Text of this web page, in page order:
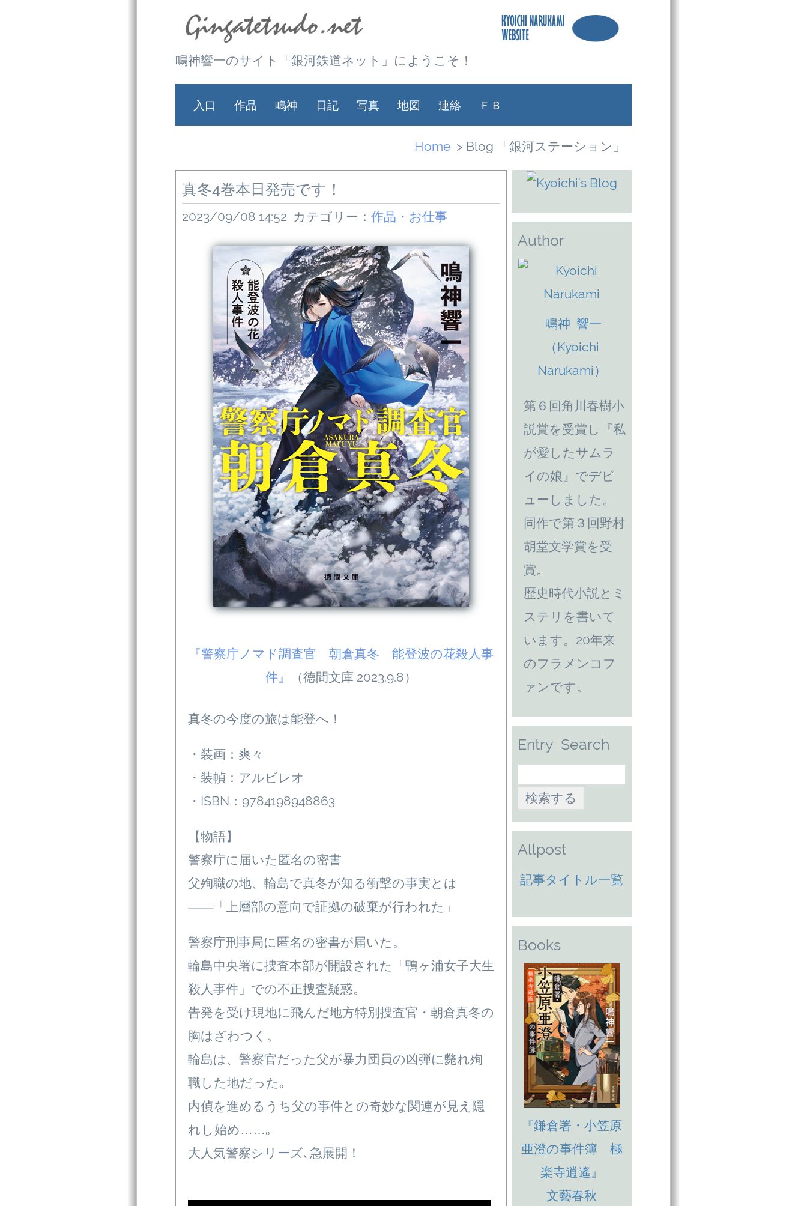
鳴神響一のサイト「銀河鉄道ネット」にようこそ！
入口 作品 鳴神 日記 写真 地図 連絡 ＦＢ
Home > Blog 「銀河ステーション」
真冬4巻本日発売です！
2023/09/08 14:52 カテゴリー： 作品・お仕事
『警察庁ノマド調査官 朝倉真冬 能登波の花殺人事
件』
（徳間文庫 2023.9.8）
真冬の今度の旅は能登へ！
・装画：爽々
・装幀：アルビレオ
・ISBN：9784198948863
【物語】
警察庁に届いた匿名の密書
父殉職の地、輪島で真冬が知る衝撃の事実とは
――「上層部の意向で証拠の破棄が行われた」
警察庁刑事局に匿名の密書が届いた。
輪島中央署に捜査本部が開設された「鴨ヶ浦女子大生
殺人事件」での不正捜査疑惑。
告発を受け現地に飛んだ地方特別捜査官・朝倉真冬の
胸はざわつく。
輪島は、警察官だった父が暴力団員の凶弾に斃れ殉
職した地だった｡
内偵を進めるうち父の事件との奇妙な関連が見え隠
れし始め……｡
大人気警察シリーズ､急展開！
Author
鳴神 響一
（Kyoichi
Narukami）
第６回角川春樹小
説賞を受賞し『私
が愛したサムラ
イの娘』でデビ
ューしました。
同作で第３回野村
胡堂文学賞を受
賞。
歴史時代小説とミ
ステリを書いて
います。20年来
のフラメンコフ
ァンです。
Entry Search
Allpost
記事タイトル一覧
Books
『鎌倉署・小笠原
亜澄の事件簿 極
楽寺逍遙』
文藝春秋